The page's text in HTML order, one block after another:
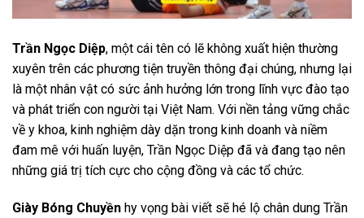
Trần Ngọc Diệp, một cái tên có lẽ không xuất hiện thường
xuyên trên các phương tiện truyền thông đại chúng, nhưng lại
là một nhân vật có sức ảnh hưởng lớn trong lĩnh vực đào tạo
và phát triển con người tại Việt Nam. Với nền tảng vững chắc
về y khoa, kinh nghiệm dày dặn trong kinh doanh và niềm
đam mê với huấn luyện, Trần Ngọc Diệp đã và đang tạo nên
những giá trị tích cực cho cộng đồng và các tổ chức.
Giày Bóng Chuyền hy vọng bài viết sẽ hé lộ chân dung Trần